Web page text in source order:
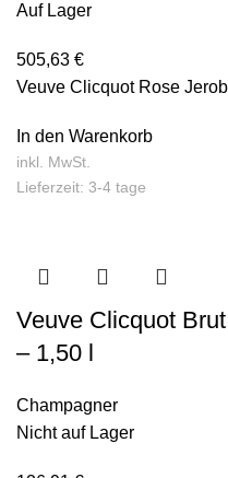
Auf Lager
505,63 €
Veuve Clicquot Rose
In den Warenkorb
inkl. MwSt.
Lieferzeit: 3-4 tage
Veuve Clicquot
– 1,50 l
Champagner
Nicht auf Lager